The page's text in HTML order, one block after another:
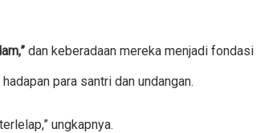
dan keberadaan mereka menjadi fondasi
para santri dan undangan.
ungkapnya.